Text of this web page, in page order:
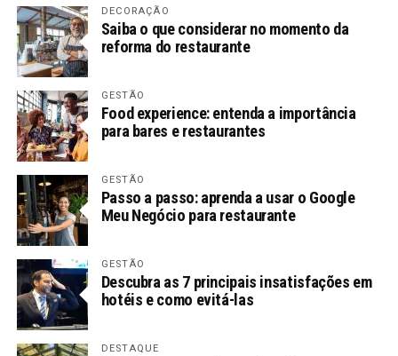
DECORAÇÃO
Saiba o que considerar no momento da
reforma do restaurante
GESTÃO
Food experience: entenda a importância
para bares e restaurantes
GESTÃO
Passo a passo: aprenda a usar o Google
Meu Negócio para restaurante
GESTÃO
Descubra as 7 principais insatisfações em
hotéis e como evitá-las
DESTAQUE